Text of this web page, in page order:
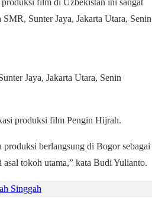
film di Uzbekistan ini sangat
Sunter Jaya, Jakarta Utara, Senin
Jaya, Jakarta Utara, Senin
produksi film Pengin Hijrah.
berlangsung di Bogor sebagai
tokoh utama,” kata Budi Yulianto.
Singgah